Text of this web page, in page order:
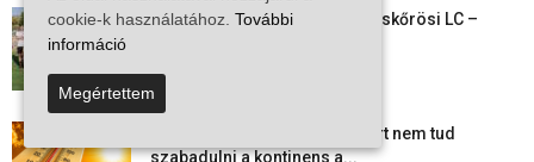
Megkezdte a felkészülést a Kiskőrösi LC –
Mi történik Európa felett? Ezért nem tud
szabadulni a kontinens a...
cookie-k használatához. További
információ
Megértettem